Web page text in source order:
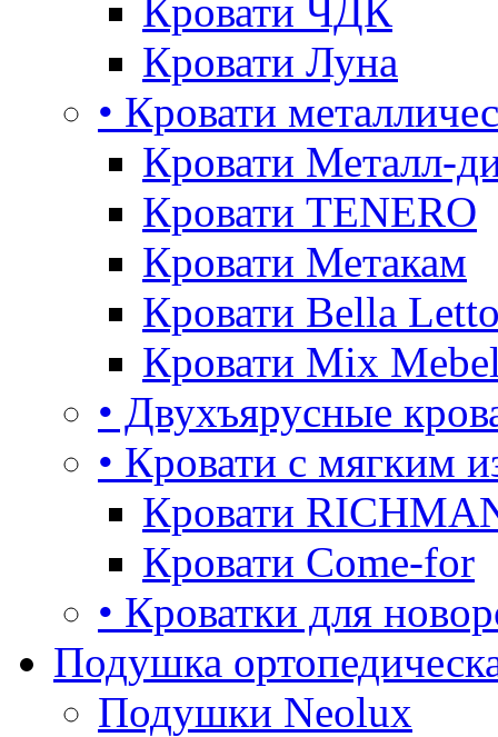
Кровати ЧДК
Кровати Луна
• Кровати
Кровати Металл-
Кровати TENERO
Кровати Метакам
Кровати Bella
Кровати Mix
• Двухъярусные
• Кровати с мягким
Кровати
Кровати Come-for
• Кроватки для
Подушка
Подушки Neolux